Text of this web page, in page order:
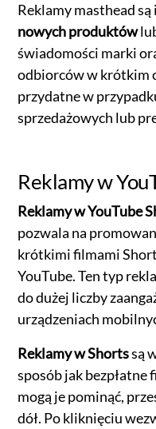
Reklamy masthead są
nowych produktów
świadomości marki
odbiorców w krótkim
przydatne w
sprzedażowych lub
Reklamy w
Reklamy w YouTube
pozwala na
krótkimi filmami
YouTube. Ten typ
do dużej liczby
urządzeniach
Reklamy w Shortssą
sposób jak
mogą je pominąć,
dół. Po kliknięciu